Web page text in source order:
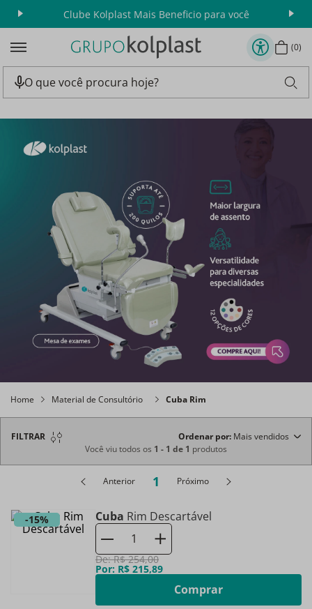
Clube Kolplast Mais Beneficio para você
0
Home Material de Consultório Cuba Rim
FILTRAR Ordenar por Mais vendidos
Você viu todos os 1 - 1 de 1 produtos
Anterior 1 Próximo
-15% Cuba Rim Descartável
De:R$ 254,00
Por: R$ 215,89
Comprar